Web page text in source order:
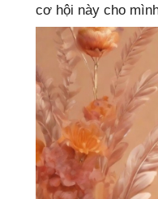
cơ hội này cho